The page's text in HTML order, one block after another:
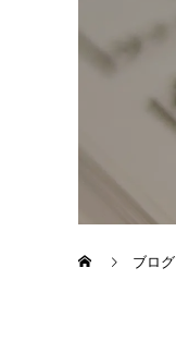
ブログ